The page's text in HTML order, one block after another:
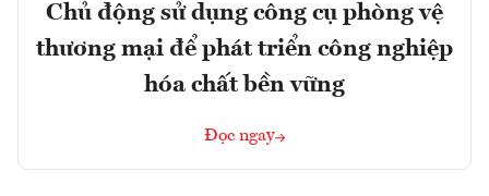
Chủ động sử dụng công cụ phòng vệ
thương mại để phát triển công nghiệp
hóa chất bền vững
Đọc ngay